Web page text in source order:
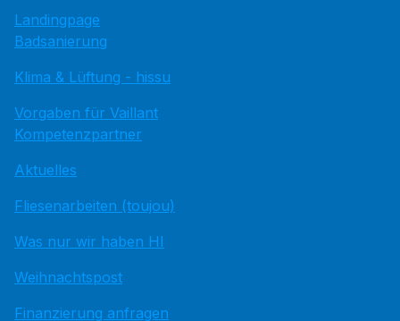
Landingpage
Badsanierung
Klima & Lüftung - hissu
Vorgaben für Vaillant
Kompetenzpartner
Aktuelles
Fliesenarbeiten (toujou)
Was nur wir haben HI
Weihnachtspost
Finanzierung anfragen